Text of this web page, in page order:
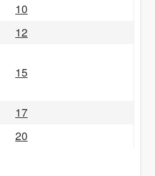
10
12
15
17
20